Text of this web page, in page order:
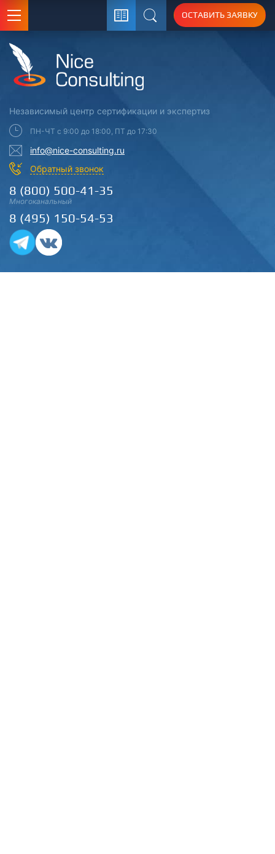
Поиск
ОСТАВИТЬ ЗАЯВКУ
Независимый центр сертификации и экспертиз
ПН-ЧТ с 9:00 до 18:00, ПТ до 17:30
info@nice-consulting.ru
Обратный звонок
8 (800) 500-41-35
Многоканальный
8 (495) 150-54-53